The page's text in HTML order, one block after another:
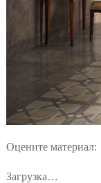
Оцените материал:
Загрузка…